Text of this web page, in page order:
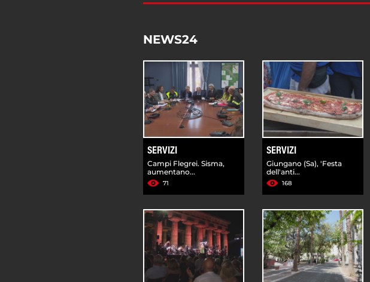
NEWS24
SERVIZI
Campi Flegrei. Sisma,
aumentano...
71
SERVIZI
Giungano (Sa), 'Festa
dell'anti...
168